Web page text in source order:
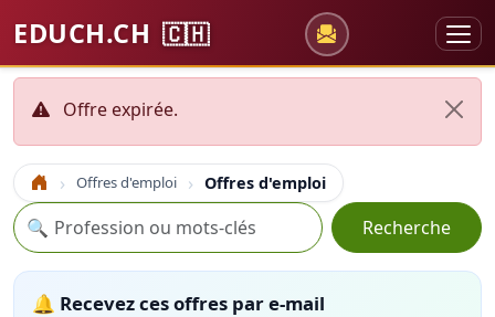
EDUCH.CH 🇨🇭
Offre expirée.
Accueil Offres d'emploi Offres d'emploi
Recherche
🔍 Recherche
🔔 Recevez ces offres par e-mail